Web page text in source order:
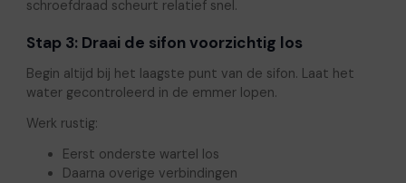
schroefdraad scheurt relatief snel.
Stap 3: Draai de sifon voorzichtig los
Begin altijd bij het laagste punt van de sifon. Laat het
water gecontroleerd in de emmer lopen.
Werk rustig:
Eerst onderste wartel los
Daarna overige verbindingen